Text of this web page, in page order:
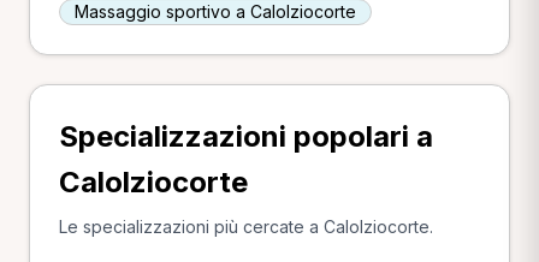
Massaggio sportivo a Calolziocorte
Specializzazioni popolari a
Calolziocorte
Le specializzazioni più cercate a Calolziocorte.